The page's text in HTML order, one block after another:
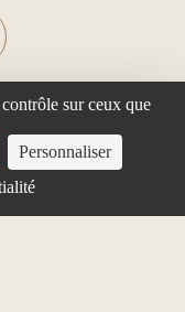
POUR LA SANTÉ -
sur ceux que
Personnaliser